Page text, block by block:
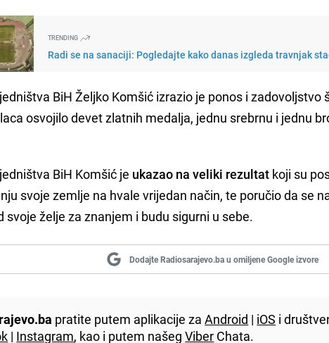
TRENDING
Radi se na sanaciji: Pogledajte kako danas izgleda travnjak
BiH Željko Komšić izrazio je ponos i zadovoljstvo
osvojilo devet zlatnih medalja, jednu srebrnu i jednu
BiH Komšić je ukazao na veliki rezultat koji su
svoje zemlje na hvale vrijedan način, te poručio da se
svoje želje za znanjem i budu sigurni u sebe.
Dodajte Radiosarajevo.ba u omiljene Google izvore
pratite putem aplikacije zaAndroid | iOS i
| Instagram, kao i putem našegViber Chata.